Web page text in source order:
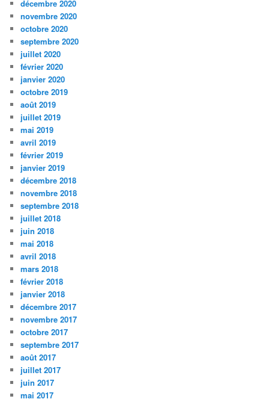
décembre 2020
novembre 2020
octobre 2020
septembre 2020
juillet 2020
février 2020
janvier 2020
octobre 2019
août 2019
juillet 2019
mai 2019
avril 2019
février 2019
janvier 2019
décembre 2018
novembre 2018
septembre 2018
juillet 2018
juin 2018
mai 2018
avril 2018
mars 2018
février 2018
janvier 2018
décembre 2017
novembre 2017
octobre 2017
septembre 2017
août 2017
juillet 2017
juin 2017
mai 2017